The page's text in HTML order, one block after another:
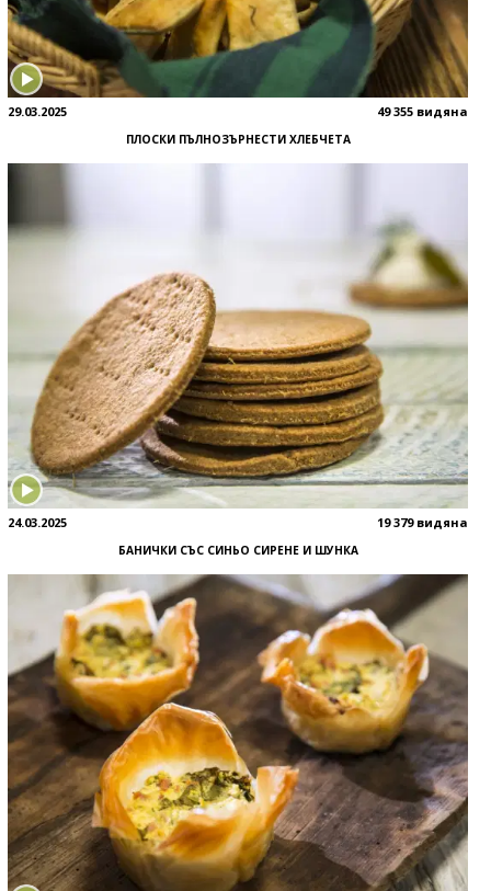
29.03.2025 49 355 видяна
ПЛОСКИ ПЪЛНОЗЪРНЕСТИ ХЛЕБЧЕТА
24.03.2025 19 379 видяна
БАНИЧКИ СЪС СИНЬО СИРЕНЕ И ШУНКА